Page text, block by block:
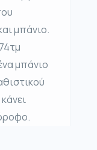
μπάνιο.
μπάνιο